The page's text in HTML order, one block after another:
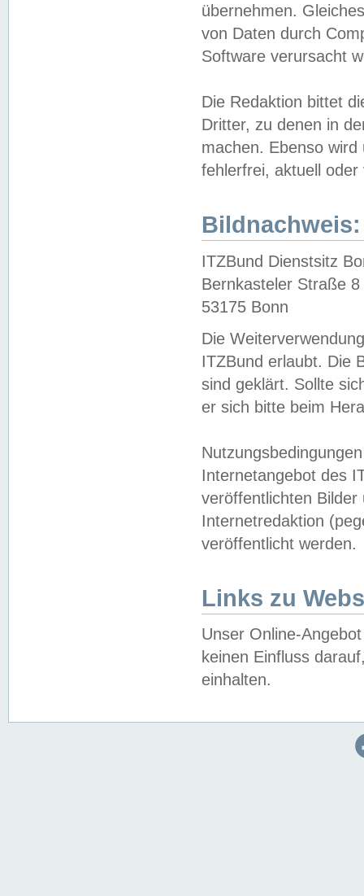
übernehmen.
von Daten durch
Software verursacht
Die Redaktion bittet
Dritter, zu denen in
machen. Ebenso
fehlerfrei, aktuell oder
Bildnachweis:
ITZBund Dienstsitz
Bernkasteler Straße 8
53175 Bonn
Die
ITZBund erlaubt. Die
sind geklärt. Sollte
er sich bitte beim
Internetangebot des
veröffentlichten
Internetredaktion
veröffentlicht werden.
Links zu
Unser Online-
keinen Einfluss
einhalten.